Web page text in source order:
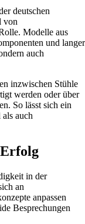
deutschen
von
Modelle aus
und langer
auch
inzwischen Stühle
werden oder über
So lässt sich ein
auch
in der
an
anpassen
Besprechungen